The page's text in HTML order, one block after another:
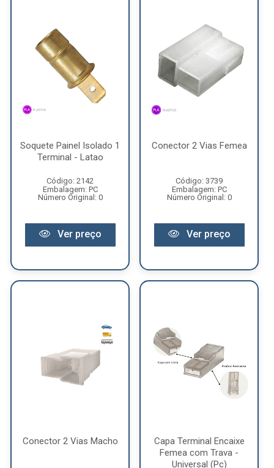
Soquete Painel Isolado 1
Terminal - Latao
Código: 2142
Embalagem: PC
Número Original: 0
Ver preço
Conector 2 Vias Femea
Código: 3739
Embalagem: PC
Número Original: 0
Ver preço
Conector 2 Vias Macho
Capa Terminal Encaixe
Femea com Trava -
Universal (Pc)